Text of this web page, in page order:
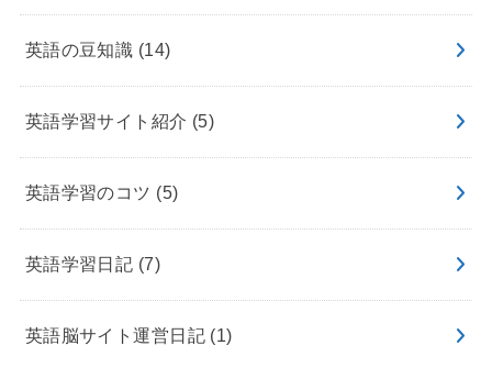
英語の豆知識 (14)
英語学習サイト紹介 (5)
英語学習のコツ (5)
英語学習日記 (7)
英語脳サイト運営日記 (1)